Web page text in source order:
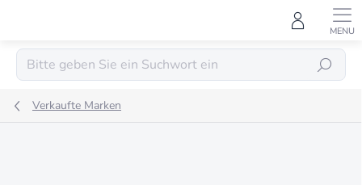
SUCHEN
Verkaufte Marken